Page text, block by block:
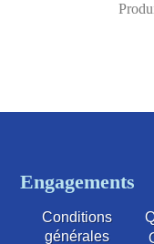
Engagements
Conditions
générales